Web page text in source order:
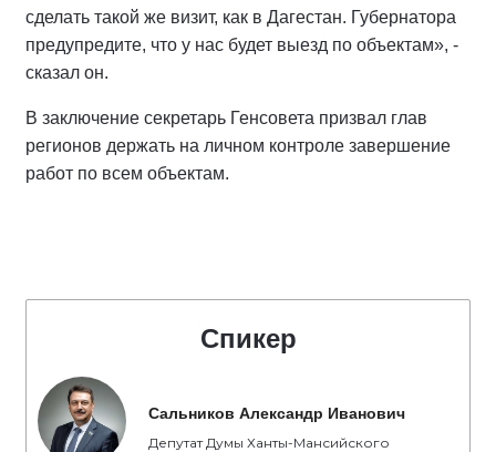
сделать такой же визит, как в Дагестан. Губернатора
предупредите, что у нас будет выезд по объектам», -
сказал он.
В заключение секретарь Генсовета призвал глав
регионов держать на личном контроле завершение
работ по всем объектам.
Спикер
Сальников Александр Иванович
Депутат Думы Ханты-Мансийского